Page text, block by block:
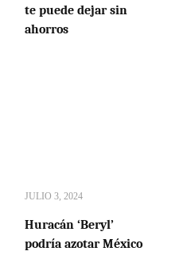
te puede dejar sin
ahorros
JULIO 3, 2024
Huracán ‘Beryl’
podría azotar México